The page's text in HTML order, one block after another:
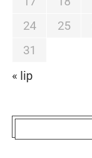
24
25
31
« lip